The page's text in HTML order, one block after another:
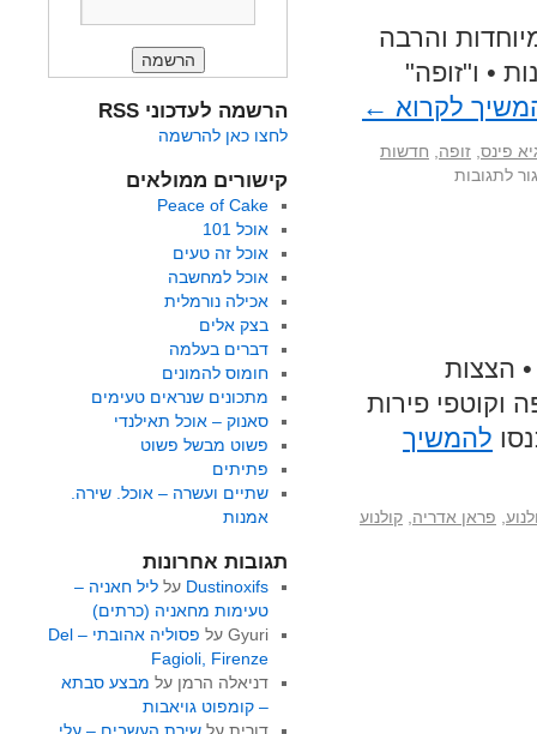
והרבה
בולי" סוגרת את שעריה עם ארוחת 49 מנות • ו"זופה"
לקרוא ←
פינס זופה
חדשות
לתגובות
• הצצות
וקוטפי פירות
להמשיך
פראן אדריה קולנוע
הרשמה לעדכוני RSS
לחצו כאן להרשמה
קישורים ממולאים
Peace of Cake
אוכל 101
אוכל זה טעים
אוכל למחשבה
אכילה נורמלית
בצק אלים
דברים בעלמה
חומוס להמונים
מתכונים שנראים טעימים
סאנוק – אוכל תאילנדי
פשוט מבשל פשוט
פתיתים
שתיים ועשרה – אוכל. שירה.
אמנות
תגובות אחרונות
Dustinoxifs על ליל חאניה –
טעימות מחאניה (כרתים)
Gyuriעל
פסוליה אהובתי – Del
Fagioli, Firenze
דניאלה הרמן על מבצע סבתא
– קומפוט גויאבות